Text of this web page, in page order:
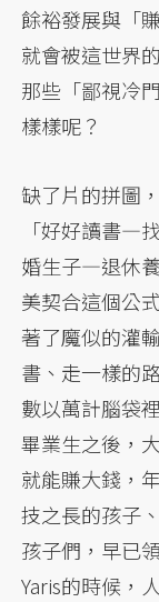
餘裕發展與「
就會被這世界
那些「鄙視冷
樣樣呢？
缺了片的拼圖
「好好讀書
婚生子—退休
美契合這個公
著了魔似的灌
書、走一樣的
數以萬計腦袋
畢業生之後，
就能賺大錢，
技之長的孩子
孩子們，早已
Yaris的時候，